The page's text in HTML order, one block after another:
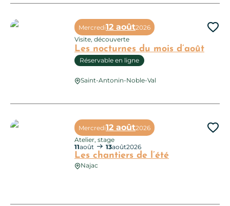
Les nocturnes du mois d’août
Réservable en ligne
Saint-Antonin-Noble-Val
Mercredi12 août2026
Visite, découverte
Les chantiers de l’été
Najac
Mercredi12 août2026
Atelier, stage
11août 13août2026